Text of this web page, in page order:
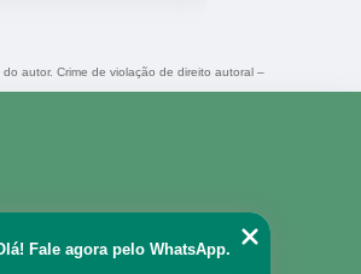
autor. Crime de violação de direito autoral –
Fale agora pelo WhatsApp.